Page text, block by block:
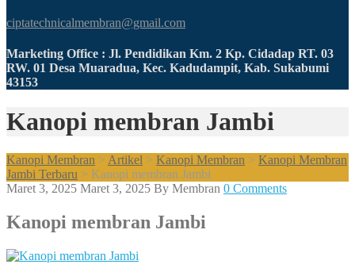
ciptatechnicalmembran@gmail.com
Marketing Office : Jl. Pendidikan Km. 2 Kp. Cidadap RT. 03
RW. 01 Desa Muaradua, Kec. Kadudampit, Kab. Sukabumi
43153
Kanopi membran Jambi
Kanopi Membran > Artikel > Kanopi Membran > Kanopi Membran
Jambi Terbaru > Kanopi membran Jambi
Maret 3, 2025 Maret 3, 2025 By Membran 0 Comments
Kanopi membran Jambi